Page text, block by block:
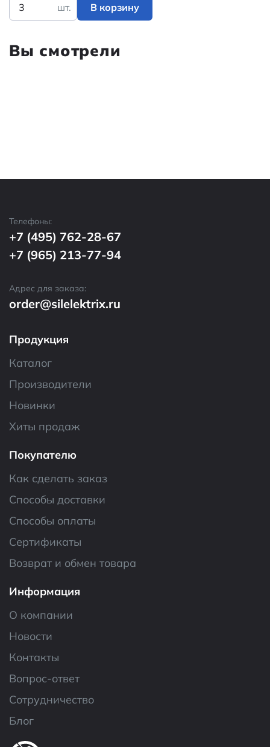
шт. В корзину
Вы смотрели
Телефоны:
+7 (495) 762-28-67
+7 (965) 213-77-94
Адрес для заказа:
order@silelektrix.ru
Продукция
Каталог
Производители
Новинки
Хиты продаж
Покупателю
Как сделать заказ
Способы доставки
Способы оплаты
Сертификаты
Возврат и обмен товара
Информация
О компании
Новости
Контакты
Вопрос-ответ
Сотрудничество
Блог